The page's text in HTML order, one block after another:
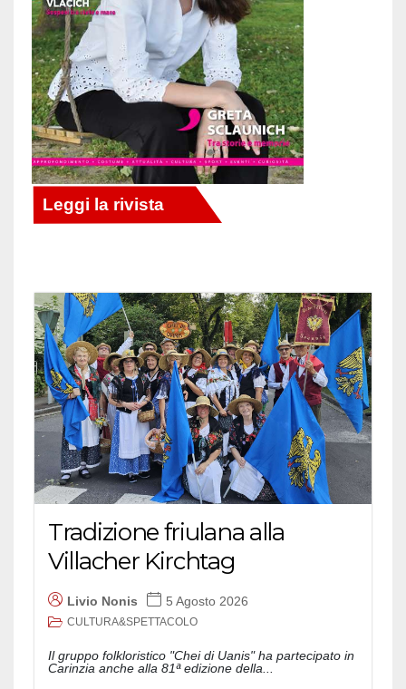
Tradizione friulana alla
Villacher Kirchtag
Livio Nonis 5 Agosto 2026
CULTURA&SPETTACOLO
Il gruppo folkloristico "Chei di Uanis" ha partecipato in
Carinzia anche alla 81ª edizione della...